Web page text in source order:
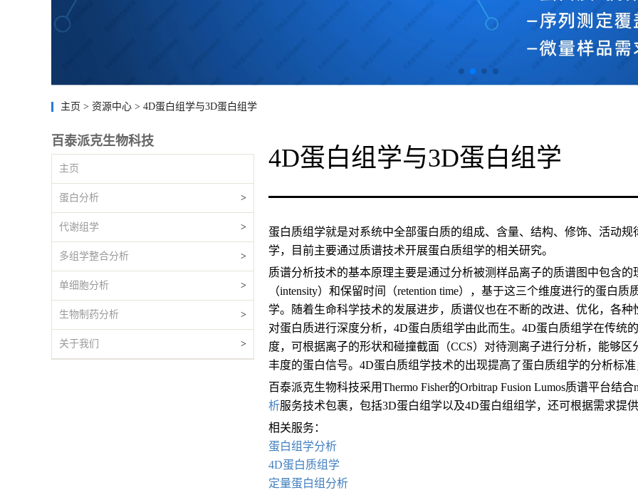
主页 > 资源中心 > 4D蛋白组学与3D蛋白组学
百泰派克生物科技
主页
蛋白分析 >
代谢组学 >
多组学整合分析 >
单细胞分析 >
生物制药分析 >
关于我们 >
4D蛋白组学与3D蛋白组学
蛋白质组学就是对系统中全部蛋白质的组成、含量、结构、修饰、活动
学，目前主要通过质谱技术开展蛋白质组学的相关研究。
质谱分析技术的基本原理主要是通过分析被测样品离子的质谱图中包含
（intensity）和保留时间（retention time），基于这三个维度进行的蛋白
学。随着生命科学技术的发展进步，质谱仪也在不断的改进、优化，各
对蛋白质进行深度分析，4D蛋白质组学由此而生。4D蛋白质组学在传统
度，可根据离子的形状和碰撞截面（CCS）对待测离子进行分析，能够
丰度的蛋白信号。4D蛋白质组学技术的出现提高了蛋白质组学的分析标
百泰派克生物科技采用Thermo Fisher的Orbitrap Fusion Lumos质谱平台结
析服务技术包裹，包括3D蛋白组学以及4D蛋白组组学，还可根据需求提
相关服务：
蛋白组学分析
4D蛋白质组学
定量蛋白组分析